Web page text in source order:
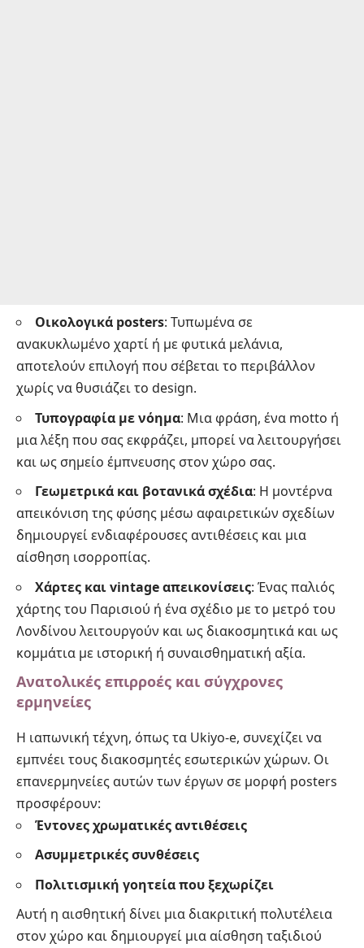
Οικολογικά posters: Τυπωμένα σε
ανακυκλωμένο χαρτί ή με φυτικά μελάνια,
αποτελούν επιλογή που σέβεται το περιβάλλον
χωρίς να θυσιάζει το design.
Τυπογραφία με νόημα: Μια φράση, ένα motto ή
μια λέξη που σας εκφράζει, μπορεί να λειτουργήσει
και ως σημείο έμπνευσης στον χώρο σας.
Γεωμετρικά και βοτανικά σχέδια: Η μοντέρνα
απεικόνιση της φύσης μέσω αφαιρετικών σχεδίων
δημιουργεί ενδιαφέρουσες αντιθέσεις και μια
αίσθηση ισορροπίας.
Χάρτες και vintage απεικονίσεις: Ένας παλιός
χάρτης του Παρισιού ή ένα σχέδιο με το μετρό του
Λονδίνου λειτουργούν και ως διακοσμητικά και ως
κομμάτια με ιστορική ή συναισθηματική αξία.
Ανατολικές επιρροές και σύγχρονες
ερμηνείες
Η ιαπωνική τέχνη, όπως τα Ukiyo-e, συνεχίζει να
εμπνέει τους διακοσμητές εσωτερικών χώρων. Οι
επανερμηνείες αυτών των έργων σε μορφή posters
προσφέρουν:
Έντονες χρωματικές αντιθέσεις
Ασυμμετρικές συνθέσεις
Πολιτισμική γοητεία που ξεχωρίζει
Αυτή η αισθητική δίνει μια διακριτική πολυτέλεια
στον χώρο και δημιουργεί μια αίσθηση ταξιδιού